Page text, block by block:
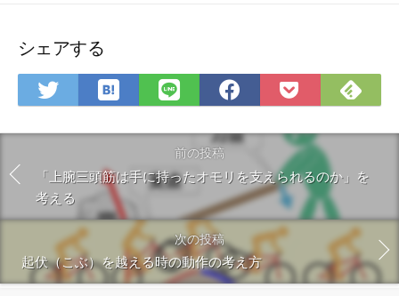
シェアする
Twitter
で
シ
ア
は
て
な
ッ
ク
マ
ー
ク
に
LINE
で
シ
ェ
ア
Facebook
で
シ
ア
Pocket
に
保
存
で
購
前の投稿
「上腕三頭筋は手に持ったオモリを支えられるのか」を
考える
次の投稿
起伏（こぶ）を越える時の動作の考え方